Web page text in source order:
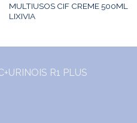
MULTIUSOS CIF CREME 500ML
LIXIVIA